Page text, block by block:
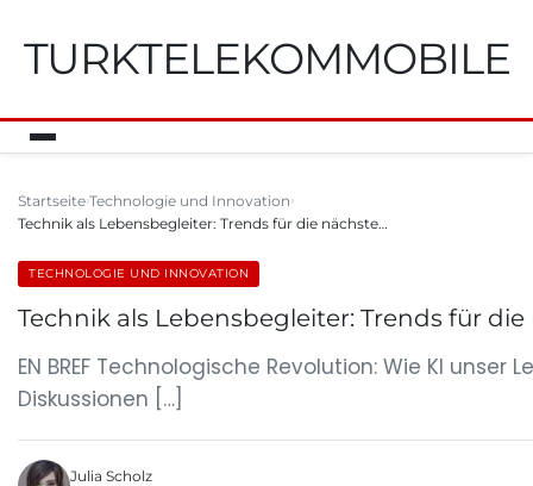
TURKTELEKOMMOBILE
Startseite Technologie und Innovation
Technik als Lebensbegleiter: Trends für die nächste…
TECHNOLOGIE UND INNOVATION
Technik als Lebensbegleiter: Trends für
EN BREF Technologische Revolution: Wie KI
Diskussionen […]
Julia Scholz